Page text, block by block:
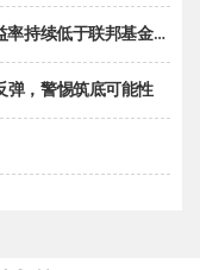
于联邦基金利率目标区间
弹，警惕筑底可能性